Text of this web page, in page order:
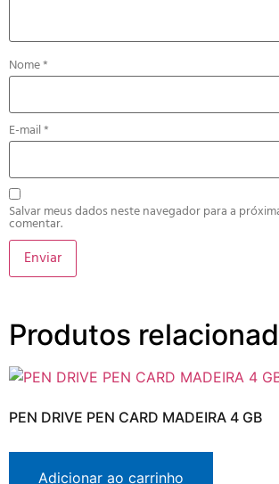
Nome*
E-mail*
Salvar meus dados neste navegador para a
comentar.
Produtos
PEN DRIVE PEN CARD MADEIRA 4 GB
Adicionar ao carrinho